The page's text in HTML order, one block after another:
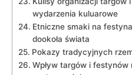
wydarzenia⁢ kuluarowe
Etniczne smaki ​na
dookoła świata
Pokazy tradycyjnych
Wpływ targów i festynów